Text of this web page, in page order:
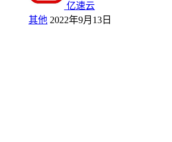
亿速云
其他 2022年9月13日